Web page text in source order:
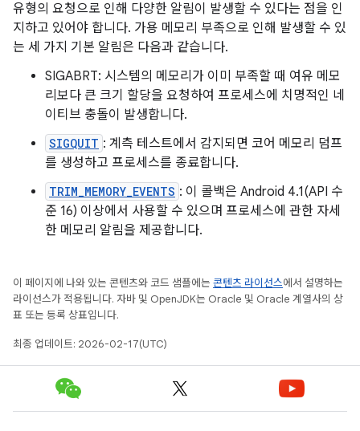
유형의 요청으로 인해 다양한 알림이 발생할 수 있다는 점을 인
지하고 있어야 합니다. 가용 메모리 부족으로 인해 발생할 수 있
는 세 가지 기본 알림은 다음과 같습니다.
SIGABRT: 시스템의 메모리가 이미 부족할 때 여유 메모
리보다 큰 크기 할당을 요청하여 프로세스에 치명적인 네
이티브 충돌이 발생합니다.
SIGQUIT : 계측 테스트에서 감지되면 코어 메모리 덤프
를 생성하고 프로세스를 종료합니다.
TRIM_MEMORY_EVENTS : 이 콜백은 Android 4.1(API 수
준 16) 이상에서 사용할 수 있으며 프로세스에 관한 자세
한 메모리 알림을 제공합니다.
이 페이지에 나와 있는 콘텐츠와 코드 샘플에는 콘텐츠 라이선스에서 설명하는
라이선스가 적용됩니다. 자바 및 OpenJDK는 Oracle 및 Oracle 계열사의 상
표 또는 등록 상표입니다.
최종 업데이트: 2026-02-17(UTC)